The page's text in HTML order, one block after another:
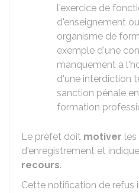
l'exercice de
d'enseignement
organisme de
exemple d'une
manquement à
d'une interdiction
sanction pénale
formation
Le préfet doit motiver les
d'enregistrement et
recours.
Cette notification de refus